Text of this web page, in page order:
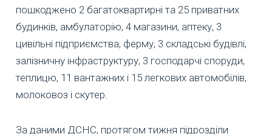
пошкоджено 2 багатоквартирні та 25 приватних
будинків, амбулаторію, 4 магазини, аптеку, 3
цивільні підприємства, ферму, 3 складські будівлі,
залізничну інфраструктуру, 3 господарчі споруди,
теплицю, 11 вантажних і 15 легкових автомобілів,
молоковоз і скутер.
За даними ДСНС, протягом тижня підрозділи